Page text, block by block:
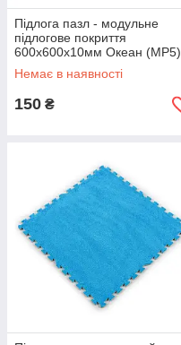
Підлога пазл - модульне
підлогове покриття
600x600x10мм Океан (МР5)
SW-00000141
Немає в наявності
150 ₴